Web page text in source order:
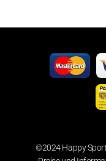
©2024 Happy